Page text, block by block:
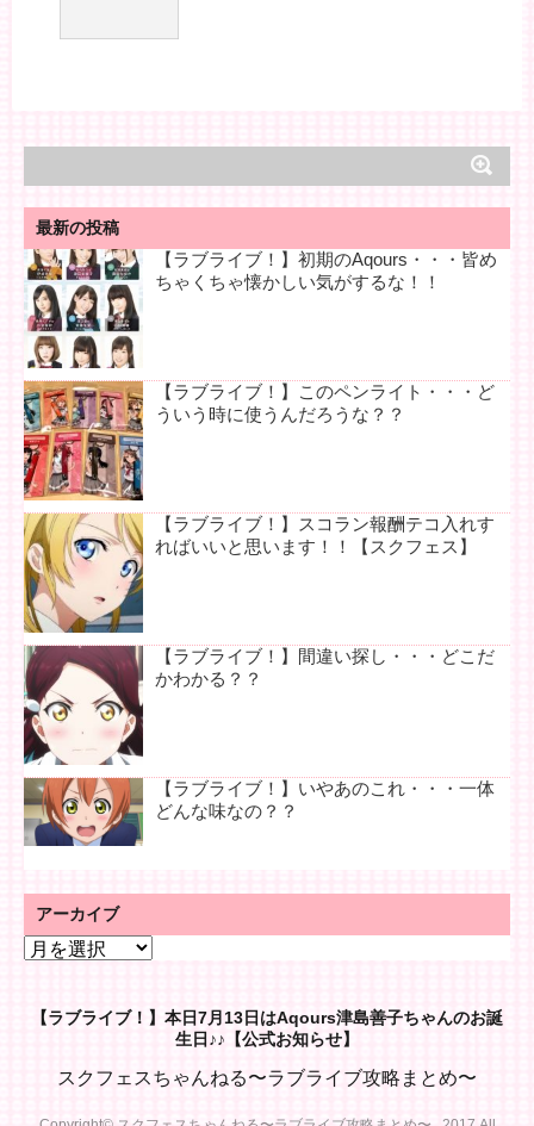
最新の投稿
【ラブライブ！】初期のAqours・・・皆め
ちゃくちゃ懐かしい気がするな！！
【ラブライブ！】このペンライト・・・ど
ういう時に使うんだろうな？？
【ラブライブ！】スコラン報酬テコ入れす
ればいいと思います！！【スクフェス】
【ラブライブ！】間違い探し・・・どこだ
かわかる？？
【ラブライブ！】いやあのこれ・・・一体
どんな味なの？？
アーカイブ
ア
イ【ラブライブ！】本日7月13日はAqours津島善子ちゃんのお誕
生日♪♪【公式お知らせ】
スクフェスちゃんねる〜ラブライブ攻略まとめ〜